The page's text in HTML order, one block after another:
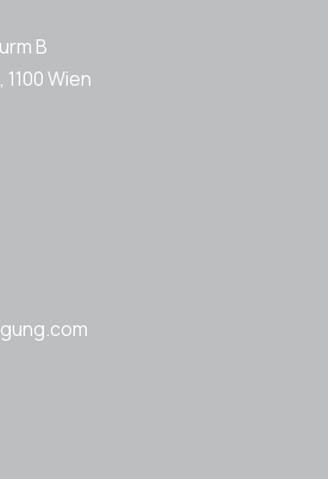
B
Wien